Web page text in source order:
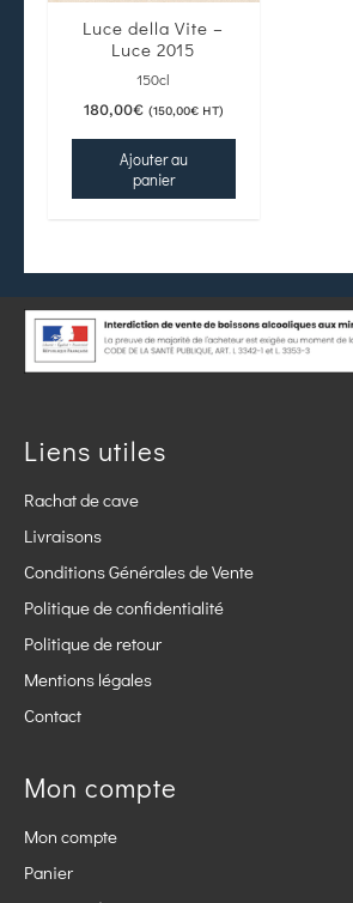
Luce della Vite –
Luce 2015
150cl
180,00€ (150,00€HT)
Ajouter au
panier
Liens utiles
Rachat de cave
Livraisons
Conditions Générales de Vente
Politique de confidentialité
Politique de retour
Mentions légales
Contact
Mon compte
Mon compte
Panier